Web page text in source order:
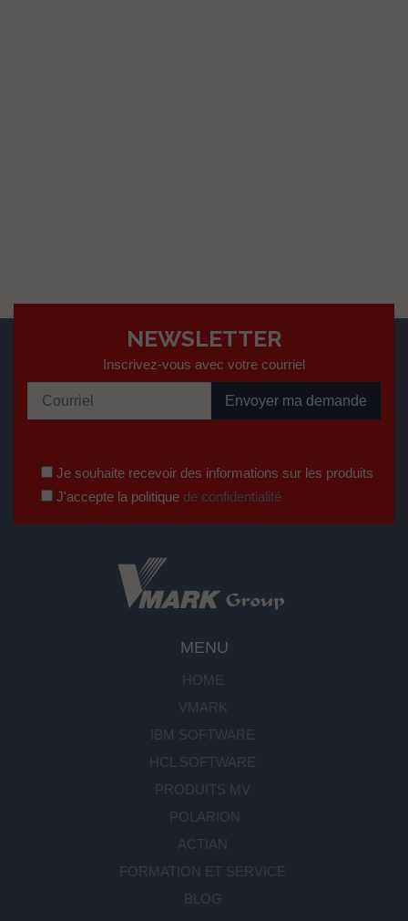
NEWSLETTER
Inscrivez-vous avec votre courriel
Je souhaite recevoir des informations sur les produits
J'accepte la politique de confidentialité
MENU
HOME
VMARK
IBM SOFTWARE
HCL SOFTWARE
PRODUITS MV
POLARION
ACTIAN
FORMATION ET SERVICE
BLOG